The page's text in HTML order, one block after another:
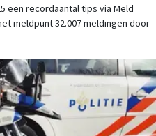
een recordaantal tips via Meld
meldpunt 32.007 meldingen door